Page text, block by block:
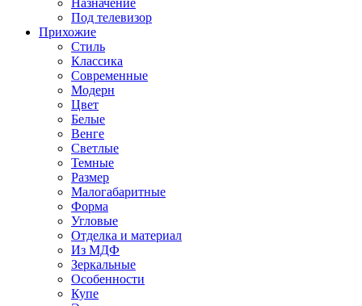
Назначение
Под телевизор
Прихожие
Стиль
Классика
Современные
Модерн
Цвет
Белые
Венге
Светлые
Темные
Размер
Малогабаритные
Форма
Угловые
Отделка и материал
Из МДФ
Зеркальные
Особенности
Купе